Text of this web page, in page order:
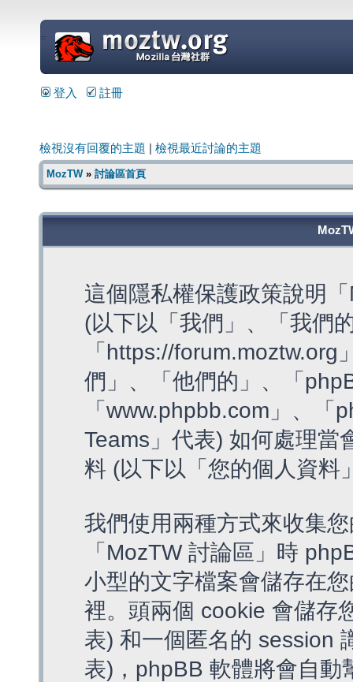
=
登入 註冊
檢視沒有回覆的主題 檢視最近討論的主題
MozTW» 討論區首頁
這個隱私權保護政策說明
(以下以「我們」、「我們
「https://
們」、「他們的」、「
「www.phpbb.com」、
Teams」代表) 如何處理當
料 (以下以「您的個人資料
我們使用兩種方式來收集
「MozTW 討論區」時
小型的文字檔案會儲存在
裡。頭兩個 cookie 會儲存
表) 和一個匿名的 session
表)，phpBB 軟體將會自動